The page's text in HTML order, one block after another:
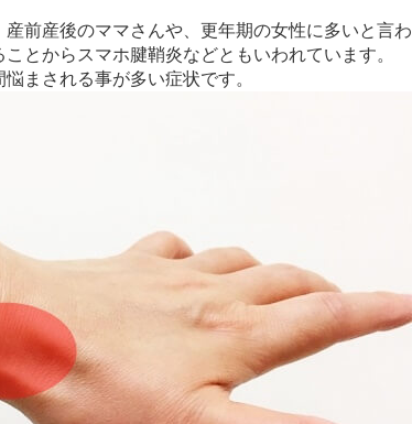
前産後のママさんや、更年期の女性に多いと言わ
とからスマホ腱鞘炎などともいわれています。
まされる事が多い症状です。